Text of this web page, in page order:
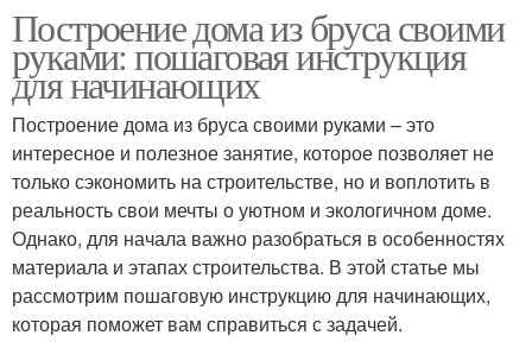
Построение дома из бруса своими
руками: пошаговая инструкция
для начинающих
Построение дома из бруса своими руками – это
интересное и полезное занятие, которое позволяет не
только сэкономить на строительстве, но и воплотить в
реальность свои мечты о уютном и экологичном доме.
Однако, для начала важно разобраться в особенностях
материала и этапах строительства. В этой статье мы
рассмотрим пошаговую инструкцию для начинающих,
которая поможет вам справиться с задачей.